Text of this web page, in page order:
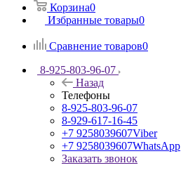
Корзина0
Избранные товары0
Сравнение товаров0
8-925-803-96-07
Назад
Телефоны
8-925-803-96-07
8-929-617-16-45
+7 9258039607Viber
+7 9258039607WhatsApp
Заказать звонок